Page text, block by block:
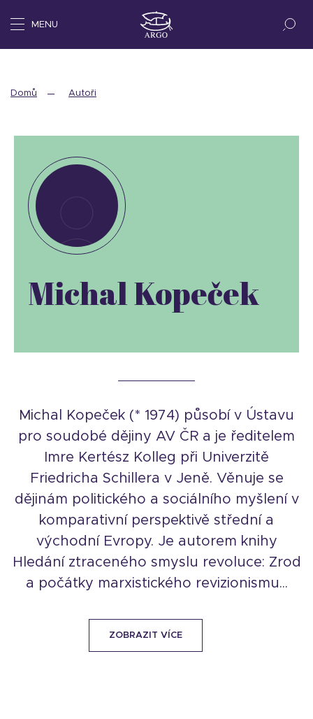
MENU
Domů Autoři
Michal Kopeček
Michal Kopeček (* 1974) působí v Ústavu
pro soudobé dějiny AV ČR a je ředitelem
Imre Kertész Kolleg při Univerzitě
Friedricha Schillera v Jeně. Věnuje se
dějinám politického a sociálního myšlení v
komparativní perspektivě střední a
východní Evropy. Je autorem knihy
Hledání ztraceného smyslu revoluce: Zrod
a počátky marxistického revizionismu...
ZOBRAZIT VÍCE